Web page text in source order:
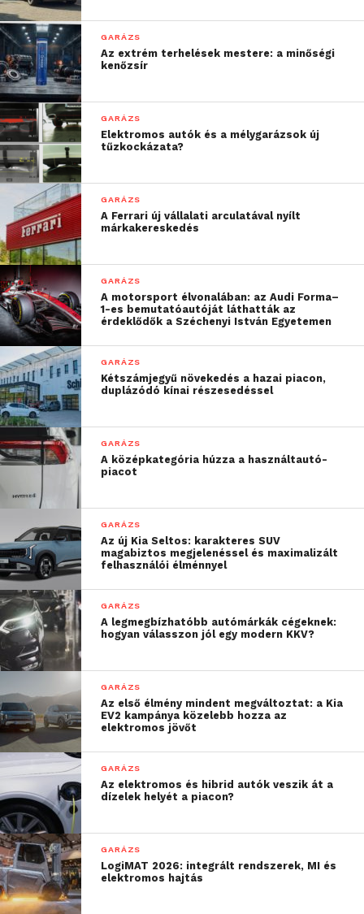
GARÁZS
Az extrém terhelések mestere: a minőségi
kenőzsír
GARÁZS
Elektromos autók és a mélygarázsok új
tűzkockázata?
GARÁZS
A Ferrari új vállalati arculatával nyílt
márkakereskedés
GARÁZS
A motorsport élvonalában: az Audi Forma–
1-es bemutatóautóját láthatták az
érdeklődők a Széchenyi István Egyetemen
GARÁZS
Kétszámjegyű növekedés a hazai piacon,
duplázódó kínai részesedéssel
GARÁZS
A középkategória húzza a használtautó-
piacot
GARÁZS
Az új Kia Seltos: karakteres SUV
magabiztos megjelenéssel és maximalizált
felhasználói élménnyel
GARÁZS
A legmegbízhatóbb autómárkák cégeknek:
hogyan válasszon jól egy modern KKV?
GARÁZS
Az első élmény mindent megváltoztat: a Kia
EV2 kampánya közelebb hozza az
elektromos jövőt
GARÁZS
Az elektromos és hibrid autók veszik át a
dízelek helyét a piacon?
GARÁZS
LogiMAT 2026: integrált rendszerek, MI és
elektromos hajtás